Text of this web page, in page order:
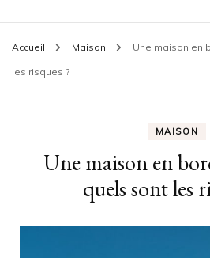
Accueil Maison Une maison en
les risques ?
MAISON
Une maison en
quels sont les